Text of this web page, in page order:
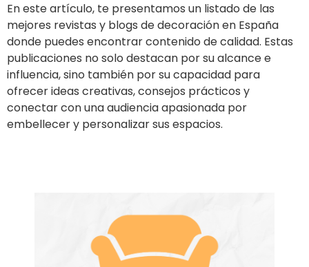
En este artículo, te presentamos un listado de las
mejores revistas y blogs de decoración en España
donde puedes encontrar contenido de calidad. Estas
publicaciones no solo destacan por su alcance e
influencia, sino también por su capacidad para
ofrecer ideas creativas, consejos prácticos y
conectar con una audiencia apasionada por
embellecer y personalizar sus espacios.